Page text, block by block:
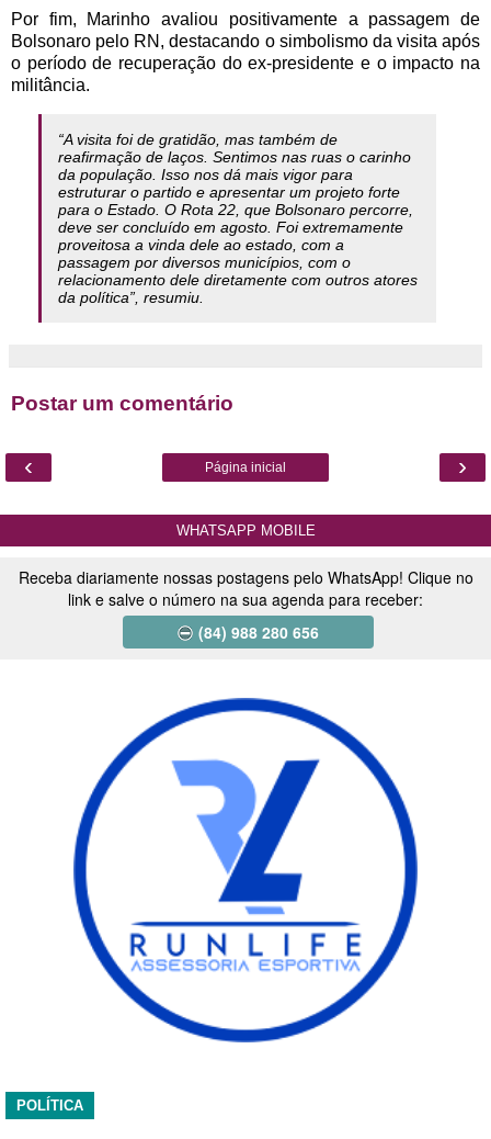
Por fim, Marinho avaliou positivamente a passagem de
Bolsonaro pelo RN, destacando o simbolismo da visita após
o período de recuperação do ex-presidente e o impacto na
militância.
“A visita foi de gratidão, mas também de
reafirmação de laços. Sentimos nas ruas o carinho
da população. Isso nos dá mais vigor para
estruturar o partido e apresentar um projeto forte
para o Estado. O Rota 22, que Bolsonaro percorre,
deve ser concluído em agosto. Foi extremamente
proveitosa a vinda dele ao estado, com a
passagem por diversos municípios, com o
relacionamento dele diretamente com outros atores
da política”, resumiu.
Postar um comentário
‹ ›
Página inicial
WHATSAPP MOBILE
Receba diariamente nossas postagens pelo WhatsApp! Clique no
link e salve o número na sua agenda para receber:
(84) 988 280 656
POLÍTICA